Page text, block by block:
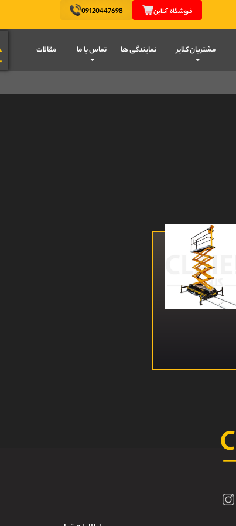
فروشگاه آنلاین 09120447698
مشتریان کلایر نمایندگی ها تماس با ما مقالات